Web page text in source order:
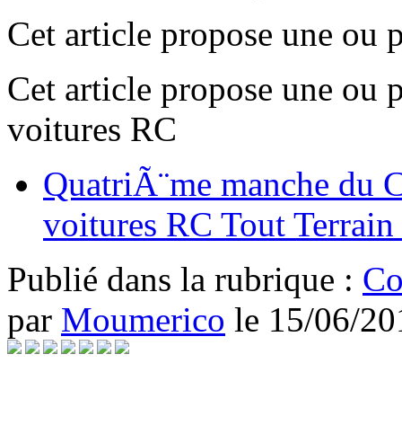
Cet article propose une ou
Cet article propose une ou
voitures RC
QuatriÃ¨me manche du
voitures RC Tout
Publié dans la rubrique :
par Moumerico le 15/06/